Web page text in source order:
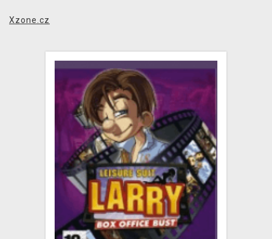
SPOLEČENSKÉ HRY
DOPRAVA
TCG & BOARDGAME HUB
Xzone.cz